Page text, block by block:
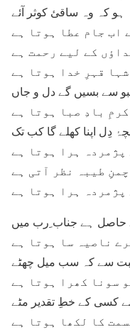
ہو کہ وہ ساقیٔ کوثر آئے
اب جام عطا ہوتا ہے
کے لیے رحمت ہے
قہرِ خدا ہوتا ہے
سے بسیں گے دل و جاں
بادِ صبا ہوتا ہے
دِل اپنا کھلے گا کب تک
پژمردہ ہرا ہوتا ہے
طیبہ نظر آتی ہے
پژمردہ ہرا ہوتا ہے
حاصل ہے جناب ِرب میں
ناصیہ سا ہوتا ہے
سے کہ سب میل چھٹے
سونا کھرا ہوتا ہے
کسی کے خطِ تقدیر مٹے
کا لکھا ہوتا ہے